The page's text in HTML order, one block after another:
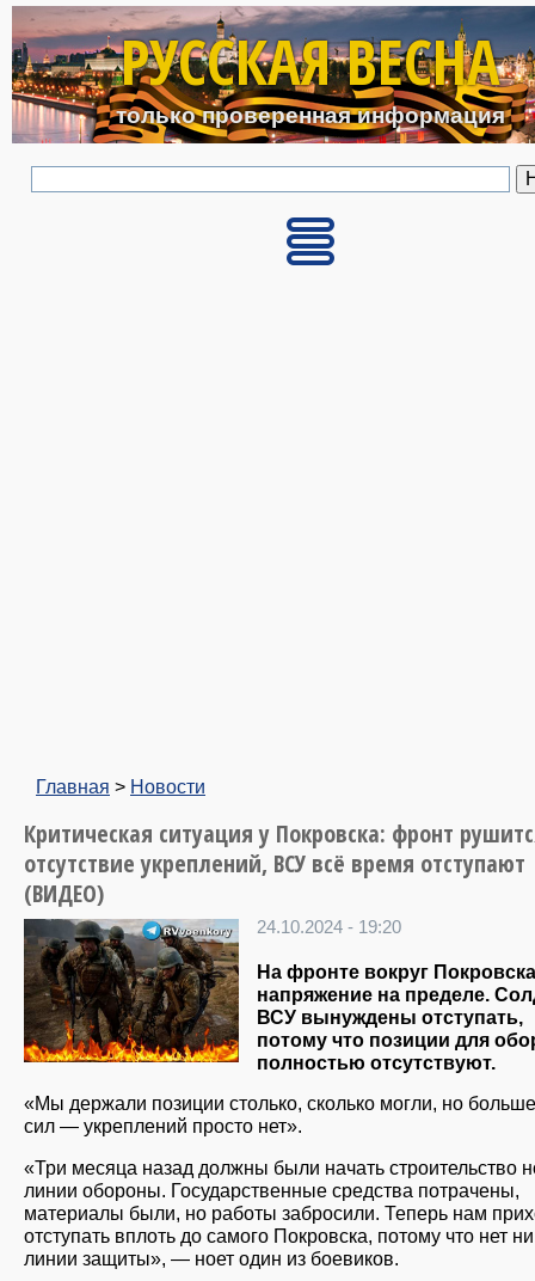
Перейти к основному
РУССКАЯ ВЕСНА
только проверенная информация
Главная > Новости
Критическая ситуация у Покровска: фронт
отсутствие укреплений, ВСУ всё время отступают
(ВИДЕО)
24.10.2024 - 19:20
На фронте вокруг Покровска
напряжение на пределе.
ВСУ вынуждены отступать,
потому что позиции для
полностью отсутствуют.
«Мы держали позиции столько, сколько могли, но
сил — укреплений просто нет».
«Три месяца назад должны были начать строительство
линии обороны. Государственные средства потрачены,
материалы были, но работы забросили. Теперь нам
отступать вплоть до самого Покровска, потому что нет
линии защиты», — ноет один из боевиков.